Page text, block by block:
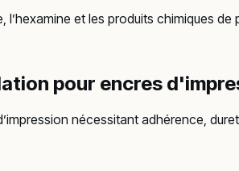
l’hexamine et les produits chimiques
pour encres
nécessitant adhérence,